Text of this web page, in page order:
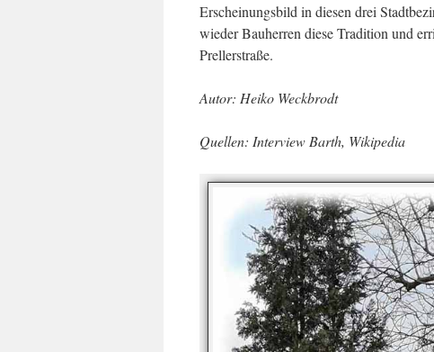
Erscheinungsbild in diesen drei
wieder Bauherren diese Tradition und
Prellerstraße.
Autor: Heiko Weckbrodt
Quellen: Interview Barth, Wikipedia